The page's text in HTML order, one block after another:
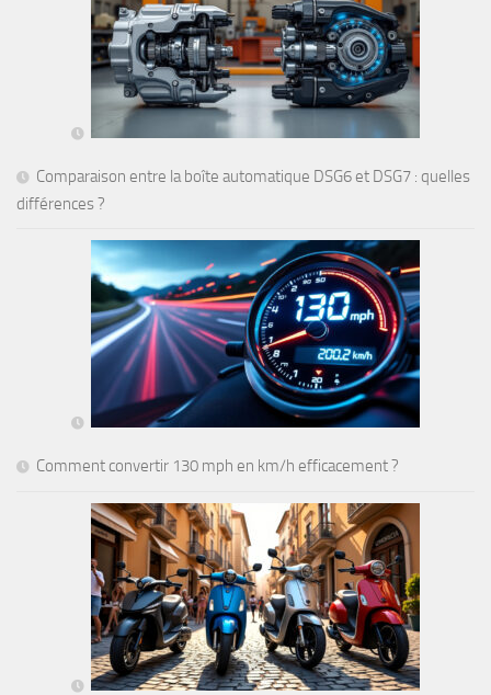
Comparaison entre la boîte automatique DSG6 et DSG7 : quelles
différences ?
Comment convertir 130 mph en km/h efficacement ?